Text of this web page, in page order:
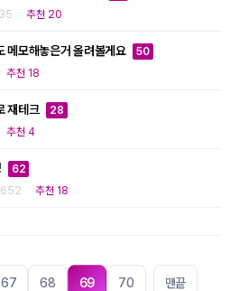
추천 20
메모해놓은거 올려볼게요 50
추천 18
재테크 28
추천 4
62
652 추천 18
67 68 69 70 맨끝